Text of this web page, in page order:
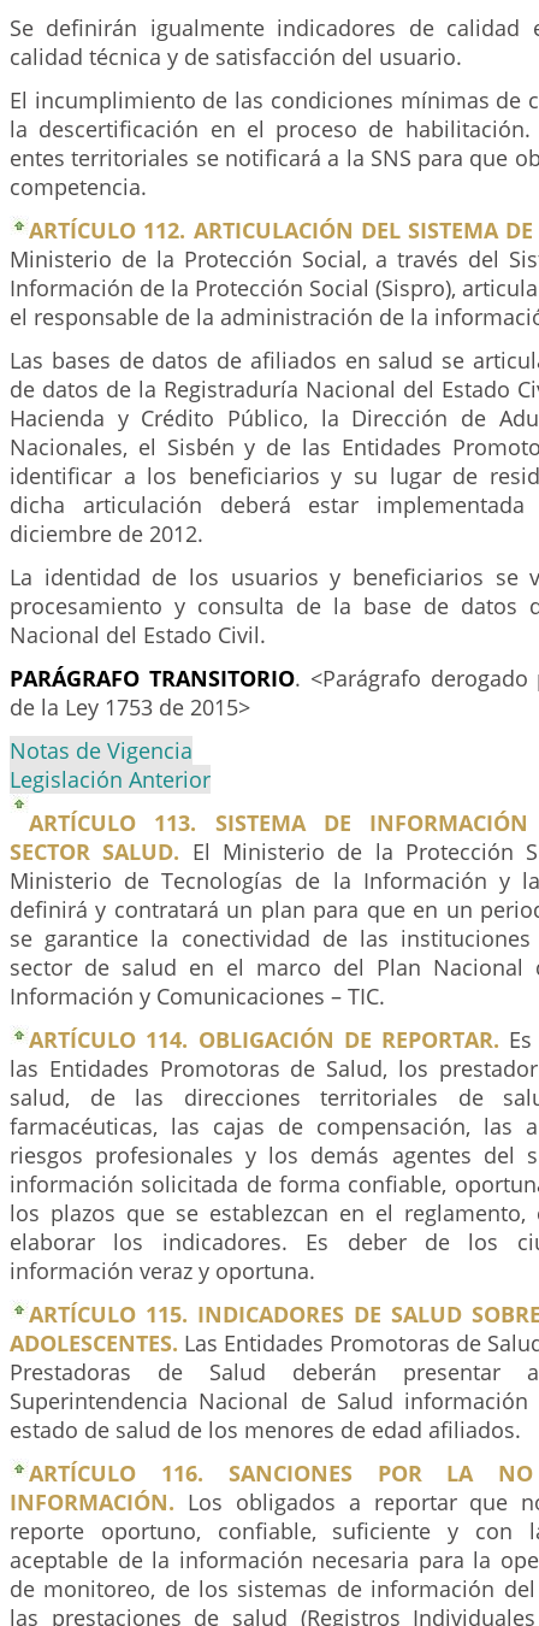
Se definirán igualmente indicadores de calidad
calidad técnica y de satisfacción del usuario.
El incumplimiento de las condiciones mínimas de
la descertificación en el proceso de
entes territoriales se notificará a la SNS para que
competencia.
ARTÍCULO 112. ARTICULACIÓN DEL SISTEMA
Ministerio de la Protección Social, a través del
Información de la Protección Social (Sispro),
el responsable de la administración de la
Las bases de datos de afiliados en salud se
de datos de la Registraduría Nacional del Estado
Hacienda y Crédito Público, la Dirección de
Nacionales, el Sisbén y de las Entidades
identificar a los beneficiarios y su lugar de
dicha articulación deberá estar
diciembre de 2012.
La identidad de los usuarios y beneficiarios se
procesamiento y consulta de la base de datos
Nacional del Estado Civil.
PARÁGRAFO TRANSITORIO. <Parágrafo
de la Ley 1753 de 2015>
Notas de Vigencia
Legislación Anterior
ARTÍCULO 113. SISTEMA DE
SECTOR SALUD. El Ministerio de la Protección
Ministerio de Tecnologías de la Información y
definirá y contratará un plan para que en un
se garantice la conectividad de las
sector de salud en el marco del Plan Nacional
Información y Comunicaciones – TIC.
ARTÍCULO 114. OBLIGACIÓN DE REPORTAR.
las Entidades Promotoras de Salud, los
salud, de las direcciones territoriales de
farmacéuticas, las cajas de compensación, las
riesgos profesionales y los demás agentes del
información solicitada de forma confiable,
los plazos que se establezcan en el
elaborar los indicadores. Es deber de los
información veraz y oportuna.
ARTÍCULO 115. INDICADORES DE SALUD
ADOLESCENTES. Las Entidades Promotoras de
Prestadoras de Salud deberán presentar
Superintendencia Nacional de Salud
estado de salud de los menores de edad afiliados.
ARTÍCULO 116. SANCIONES POR LA
INFORMACIÓN. Los obligados a reportar que
reporte oportuno, confiable, suficiente y con
aceptable de la información necesaria para la
de monitoreo, de los sistemas de información
las prestaciones de salud (Registros